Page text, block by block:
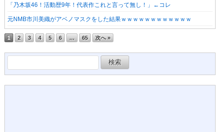
「乃木坂46！活動歴9年！代表作これと言って無し！」←コレ
元NMB市川美織がアベノマスクをした結果ｗｗｗｗｗｗｗｗｗｗｗｗ
1 2 3 4 5 6 … 65 次へ »
索: